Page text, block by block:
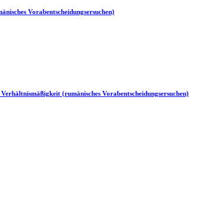
Vorabentscheidungsersuchen)
(rumänisches Vorabentscheidungsersuchen)